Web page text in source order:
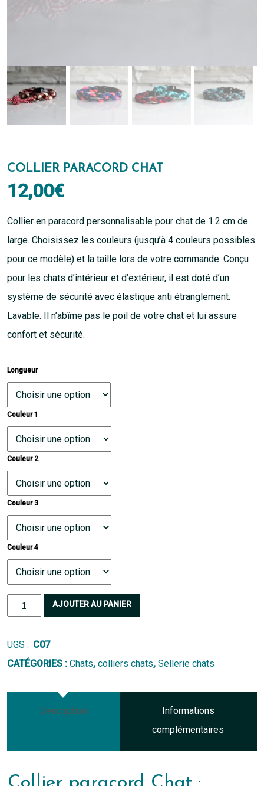
COLLIER PARACORD CHAT
12,00€
Collier en paracord personnalisable pour chat de 1.2 cm de
large. Choisissez les couleurs (jusqu’à 4 couleurs possibles
pour ce modèle) et la taille lors de votre commande. Conçu
pour les chats d’intérieur et d’extérieur, il est doté d’un
système de sécurité avec élastique anti étranglement.
Lavable. Il n’abîme pas le poil de votre chat et lui assure
confort et sécurité.
Longueur
Couleur 1
Couleur 2
Couleur 3
Couleur 4
quantité
Collier
paracord
AJOUTER AU PANIER
UGS : C07
CATÉGORIES : Chats, colliers chats, Sellerie chats
Description
Informations
complémentaires